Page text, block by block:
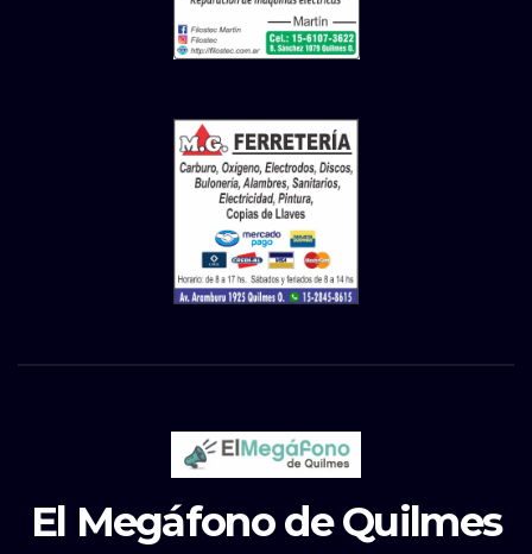
El Megáfono de Quilmes